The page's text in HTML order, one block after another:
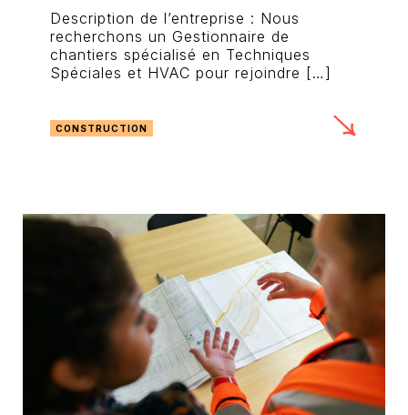
Description de l’entreprise : Nous
recherchons un Gestionnaire de
chantiers spécialisé en Techniques
Spéciales et HVAC pour rejoindre […]
CONSTRUCTION